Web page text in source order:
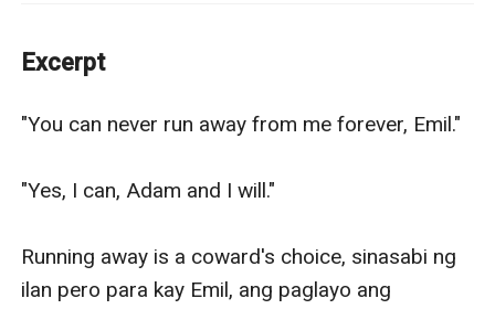
Excerpt
"You can never run away from me forever, Emil."
"Yes, I can, Adam and I will."
Running away is a coward's choice, sinasabi ng
ilan pero para kay Emil, ang paglayo ang